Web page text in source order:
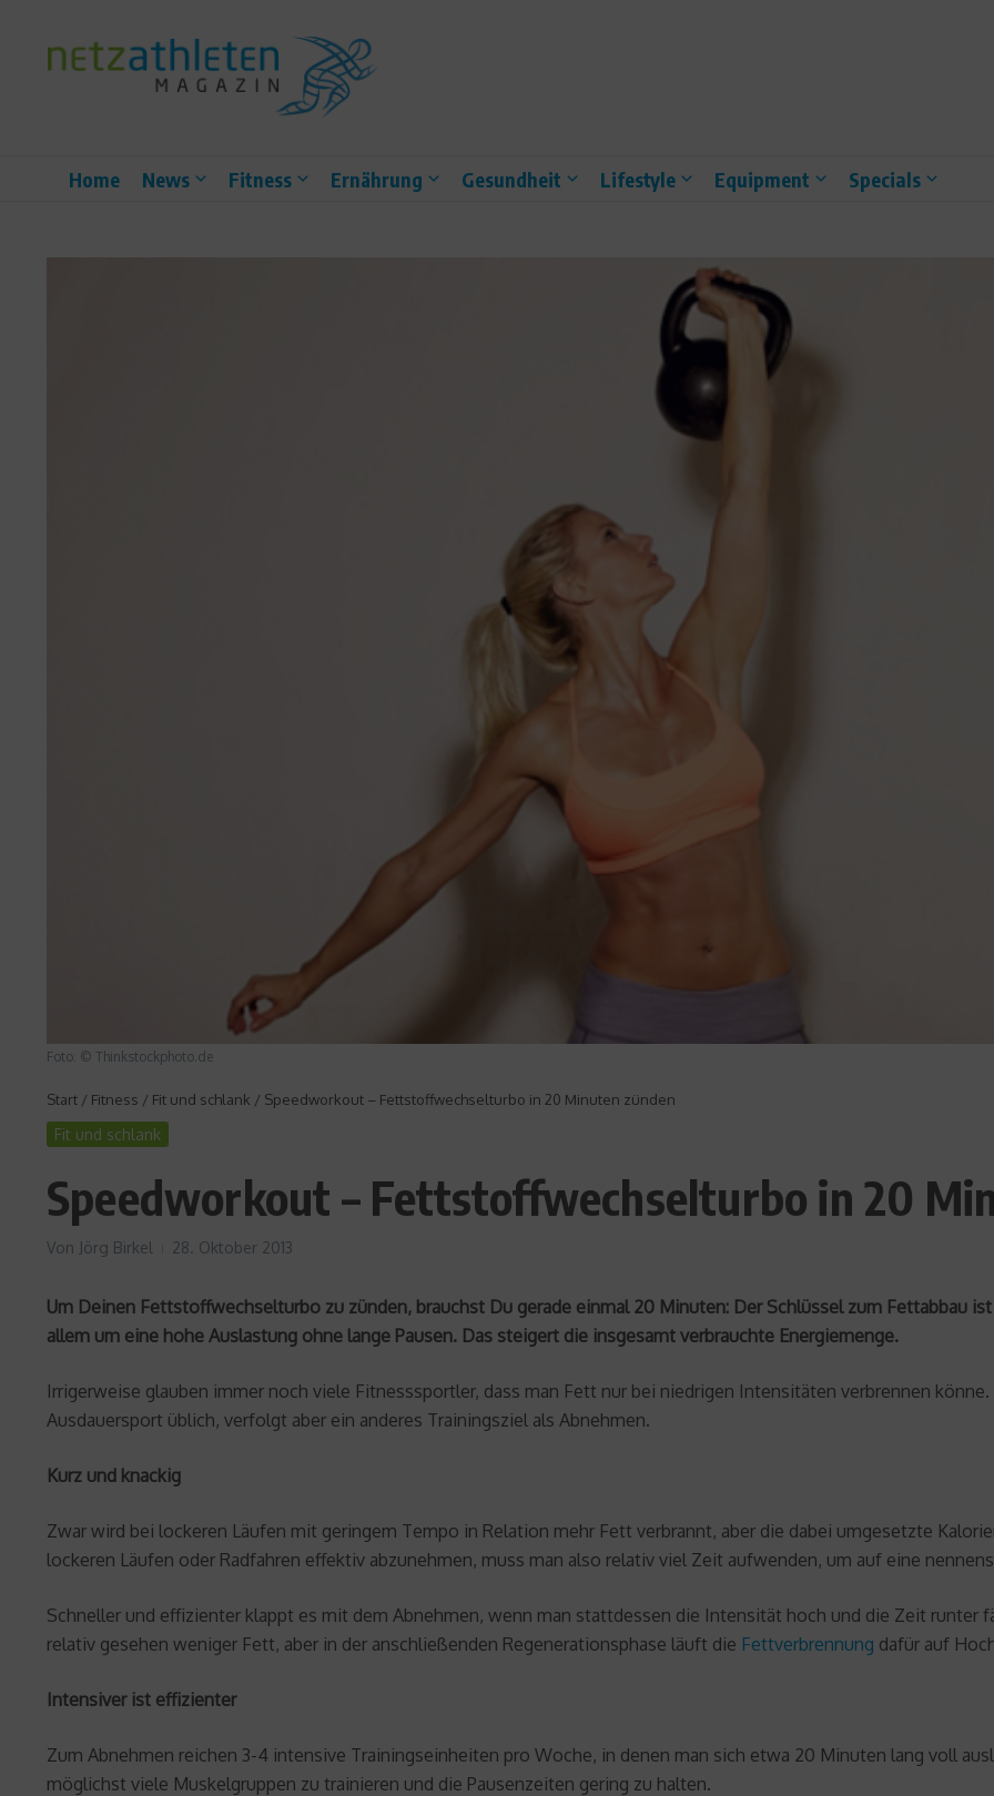
Home News Fitness Ernährung Gesundheit Lifestyle Equipment Specials
Foto: © Thinkstockphoto.de
Start / Fitness / Fit und schlank / Speedworkout – Fettstoffwechselturbo in 20 Minuten zünden
Fit und schlank
Speedworkout – Fettstoffwechselturbo in 20
Von Jörg Birkel 28. Oktober 2013
Um Deinen Fettstoffwechselturbo zu zünden, brauchst Du gerade einmal 20 Minuten: Der Schlüssel zum Fettabbau
allem um eine hohe Auslastung ohne lange Pausen. Das steigert die insgesamt verbrauchte Energiemenge.
Irrigerweise glauben immer noch viele Fitnesssportler, dass man Fett nur bei niedrigen Intensitäten verbrennen
Ausdauersport üblich, verfolgt aber ein anderes Trainingsziel als Abnehmen.
Kurz und knackig
Zwar wird bei lockeren Läufen mit geringem Tempo in Relation mehr Fett verbrannt, aber die dabei umgesetzte
lockeren Läufen oder Radfahren effektiv abzunehmen, muss man also relativ viel Zeit aufwenden, um auf eine
Schneller und effizienter klappt es mit dem Abnehmen, wenn man stattdessen die Intensität hoch und die Zeit runter
relativ gesehen weniger Fett, aber in der anschließenden Regenerationsphase läuft die Fettverbrennung dafür auf
Intensiver ist effizienter
Zum Abnehmen reichen 3-4 intensive Trainingseinheiten pro Woche, in denen man sich etwa 20 Minuten lang voll
möglichst viele Muskelgruppen zu trainieren und die Pausenzeiten gering zu halten.